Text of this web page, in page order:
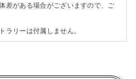
差がある場合がございますので、ご
ラリーは付属しません。